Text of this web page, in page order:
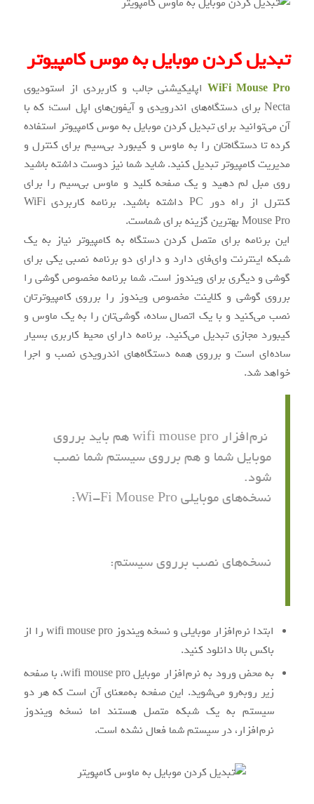
تبدیل کردن موبایل به موس کامپیوتر
WiFi Mouse Pro اپلیکیشنی جالب و کاربردی از استودیوی
Necta برای دستگاه‌های اندرویدی و آیفون‌های اپل است؛ که با
آن می‌توانید برای تبدیل کردن موبایل به موس کامپیوتر استفاده
کرده تا دستگاه‌تان را به ماوس و کیبورد بی‌سیم برای کنترل و
مدیریت کامپیوتر تبدیل کنید. شاید شما نیز دوست داشته باشید
روی مبل لم دهید و یک صفحه کلید و ماوس بی‌سیم را برای
کنترل از راه دور PC داشته باشید. برنامه کاربردی WiFi
Mouse Pro بهترین گزینه برای شماست.
این برنامه برای متصل کردن دستگاه به کامپیوتر نیاز به یک
شبکه اینترنت وای‌فای دارد و دارای دو برنامه نصبی یکی برای
گوشی و دیگری برای ویندوز است. شما برنامه مخصوص گوشی را
برروی گوشی و کلاینت مخصوص ویندوز را برروی کامپیوترتان
نصب می‌کنید و با یک اتصال ساده، گوشی‌تان را به یک ماوس و
کیبورد مجازی تبدیل می‌کنید. برنامه دارای محیط کاربری بسیار
ساده‌ای است و برروی همه دستگاه‌های اندرویدی نصب و اجرا
خواهد شد.
نرم‌افزار wifi mouse pro هم باید برروی
موبایل شما و هم برروی سیستم شما نصب
شود.
نسخه‌های موبایلی Wi-Fi Mouse Pro:
نسخه‌های نصب برروی سیستم:
ابتدا نرم‌افزار موبایلی و نسخه ویندوز wifi mouse pro را از
باکس بالا دانلود کنید.
به محض ورود به نرم‌افزار موبایل wifi mouse pro، با صفحه
زیر روبه‌رو می‌شوید. این صفحه به‌معنای آن است که هر دو
سیستم به یک شبکه متصل هستند اما نسخه ویندوز
نرم‌افزار، در سیستم شما فعال نشده است.